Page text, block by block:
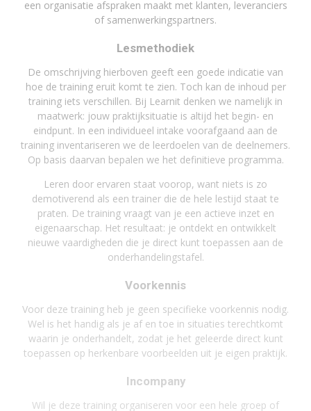
een organisatie afspraken maakt met klanten, leveranciers
of samenwerkingspartners.
Lesmethodiek
De omschrijving hierboven geeft een goede indicatie van
hoe de training eruit komt te zien. Toch kan de inhoud per
training iets verschillen. Bij Learnit denken we namelijk in
maatwerk: jouw praktijksituatie is altijd het begin- en
eindpunt. In een individueel intake voorafgaand aan de
training inventariseren we de leerdoelen van de deelnemers.
Op basis daarvan bepalen we het definitieve programma.
Leren door ervaren staat voorop, want niets is zo
demotiverend als een trainer die de hele lestijd staat te
praten. De training vraagt van je een actieve inzet en
eigenaarschap. Het resultaat: je ontdekt en ontwikkelt
nieuwe vaardigheden die je direct kunt toepassen aan de
onderhandelingstafel.
Voorkennis
Voor deze training heb je geen specifieke voorkennis nodig.
Wel is het handig als je af en toe in situaties terechtkomt
waarin je onderhandelt, zodat je het geleerde direct kunt
toepassen op herkenbare voorbeelden uit je eigen praktijk.
Incompany
Wil je deze training organiseren voor een hele groep of